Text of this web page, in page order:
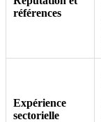
références
Expérience
sectorielle